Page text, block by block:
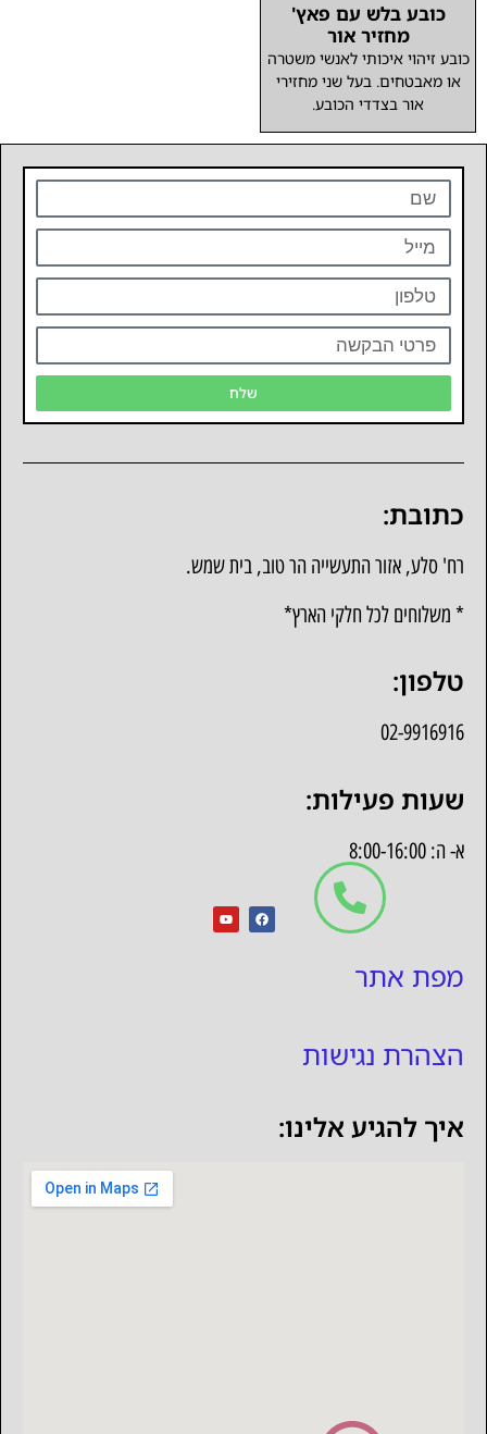
כובע בלש עם פאץ'
מחזיר אור
כובע זיהוי איכותי לאנשי משטרה
או מאבטחים. בעל שני מחזירי
אור בצדדי הכובע.
שלח
כתובת:
רח' סלע, אזור התעשייה הר טוב, בית שמש.
* משלוחים לכל חלקי הארץ*
טלפון:
02-9916916
שעות פעילות:
א- ה: 8:00-16:00
מפת אתר
הצהרת נגישות
איך להגיע אלינו: